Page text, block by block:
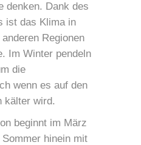
denken. Dank des
ist das Klima in
Regionen
Im Winter pendeln
die
wenn es auf den
kälter wird.
beginnt im März
hinein mit